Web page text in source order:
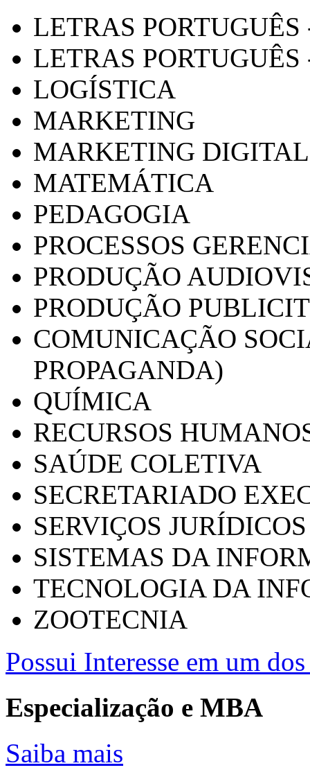
LETRAS
LETRAS PORTUGUÊS
LOGÍSTICA
MARKETING
MARKETING DIGITAL
MATEMÁTICA
PEDAGOGIA
PROCESSOS
PRODUÇÃO
PRODUÇÃO
COMUNICAÇÃO
PROPAGANDA)
QUÍMICA
RECURSOS
SAÚDE COLETIVA
SECRETARIADO
SERVIÇOS
SISTEMAS DA
TECNOLOGIA DA
ZOOTECNIA
Possui Interesse em um
Especialização e MBA
Saiba mais